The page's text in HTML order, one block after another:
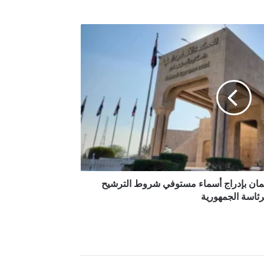
بإدراج أسماء مستوفي شروط الترشيح
الجمهورية